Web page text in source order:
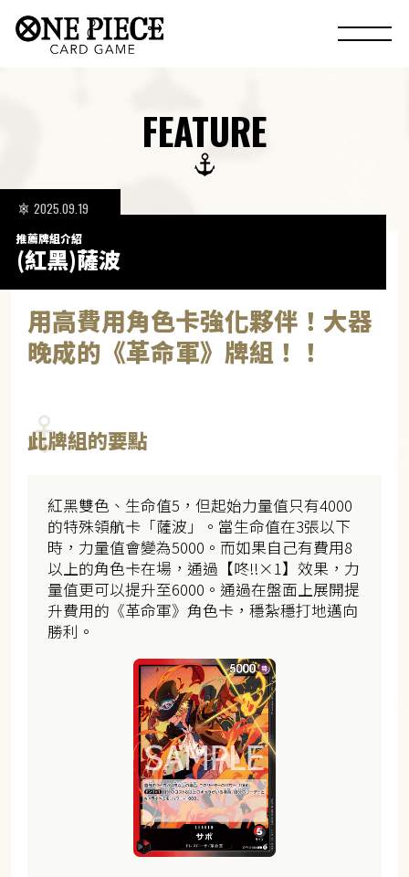
FEATURE
推薦牌組介紹
(紅黑)薩波
2025.09.19
用高費用角色卡強化夥伴！大器
晚成的《革命軍》牌組！！
此牌組的要點
紅黑雙色、生命值5，但起始力量值只有4000
的特殊領航卡「薩波」。當生命值在3張以下
時，力量值會變為5000。而如果自己有費用8
以上的角色卡在場，通過【咚‼×1】效果，力
量值更可以提升至6000。通過在盤面上展開提
升費用的《革命軍》角色卡，穩紮穩打地邁向
勝利。